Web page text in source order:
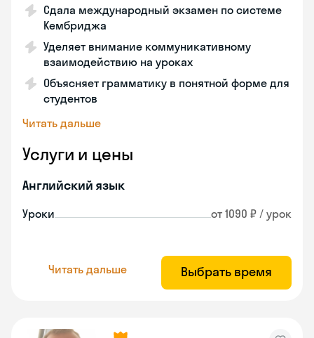
Сдала международный экзамен по системе
Кембриджа
Уделяет внимание коммуникативному
взаимодействию на уроках
Объясняет грамматику в понятной форме для
студентов
Читать дальше
Услуги и цены
Английский язык
Уроки от 1090 ₽ / урок
Читать дальше Выбрать время